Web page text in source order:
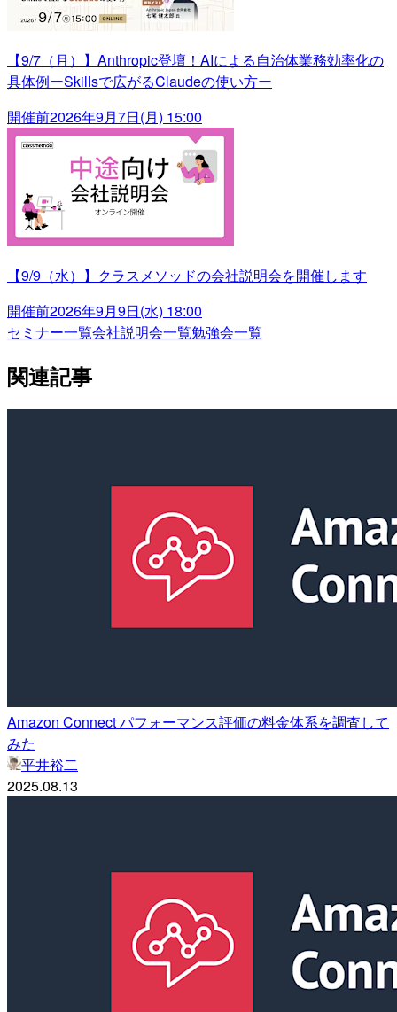
【9/7（月）】Anthropic登壇！AIによる自治体業務効率化の
具体例ーSkillsで広がるClaudeの使い方ー
開催前2026年9月7日(月) 15:00
【9/9（水）】クラスメソッドの会社説明会を開催します
開催前2026年9月9日(水) 18:00
セミナー一覧会社説明会一覧勉強会一覧
関連記事
Amazon Connect パフォーマンス評価の料金体系を調査して
みた
平井裕二
2025.08.13